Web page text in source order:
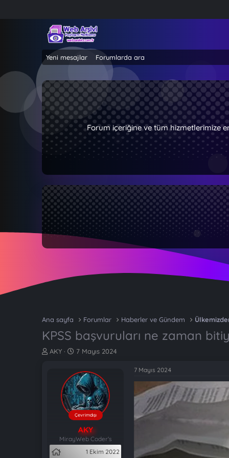
Yeni mesajlar Forumlarda ara
Forum içeriğine ve tüm hizmetlerimize
Ana sayfa Forumlar Haberler ve Gündem
KPSS başvuruları ne zaman
K
a
AKY
B
l
a
n
g
ı
a
7 Mayıs 2024
Çevrimdışı
AKY
MirayWeb Coder's
1 Ekim 2022
7 Mayıs 2024